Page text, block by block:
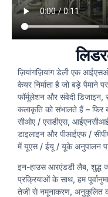
ज़ियांगज़ियांग डेली एक
केयर निर्माता है जो बड़े पैमाने
फॉर्मूलेशन और संवेदी डिजाइन,
कलाकृति को संभालते हैं – फिर
सीओए / एसडीएस,
डाइलाइन और पीआईएफ /
में यूएस / ईयू / यूके अनुपालन
इन-हाउस आरएंडडी लैब, शुद्ध
प्रक्रियाओं के साथ, हम
तेजी से नमूनाकरण, अनुकूलित